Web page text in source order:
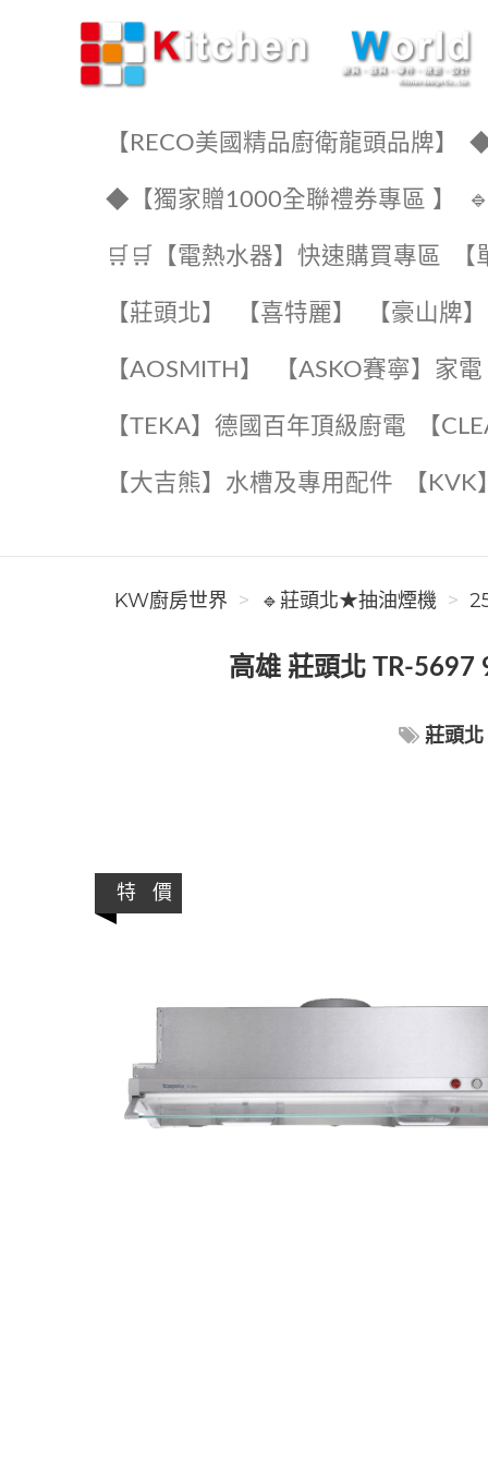
【RECO美國精品廚衛龍頭品牌】 ◆
◆【獨家贈1000全聯禮券專區 】
🛒🛒【電熱水器】快速購買專區
【莊頭北】 【喜特麗】 【豪山牌】
【AOSMITH】 【ASKO賽寧】家電
️【TEKA】️德國百年頂級廚電 【
【大吉熊】水槽及專用配件 【
KW廚房世界 🔹莊頭北★抽油煙機
高雄 莊頭北 TR-5697
莊頭北
特 價